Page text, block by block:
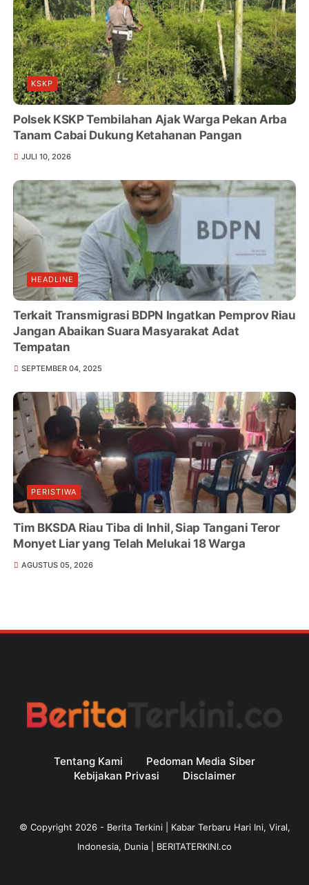
KSKP
Polsek KSKP Tembilahan Ajak Warga Pekan Arba
Tanam Cabai Dukung Ketahanan Pangan
JULI 10, 2026
HEADLINE
Terkait Transmigrasi BDPN Ingatkan Pemprov Riau
Jangan Abaikan Suara Masyarakat Adat
Tempatan
SEPTEMBER 04, 2025
PERISTIWA
Tim BKSDA Riau Tiba di Inhil, Siap Tangani Teror
Monyet Liar yang Telah Melukai 18 Warga
AGUSTUS 05, 2026
Tentang Kami
Pedoman Media Siber
Kebijakan Privasi
Disclaimer
© Copyright 2026- Berita Terkini | Kabar Terbaru Hari Ini, Viral,
Indonesia, Dunia | BERITATERKINI.co